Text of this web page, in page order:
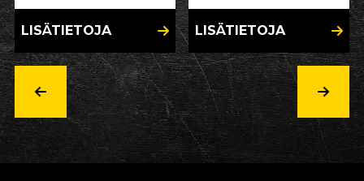
LISÄTIETOJA LISÄTIETOJA